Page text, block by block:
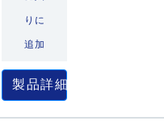
りに
追加
製品詳細